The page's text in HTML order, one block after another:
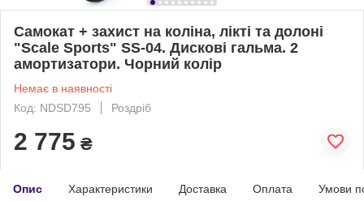
Самокат + захист на коліна, лікті та долоні
"Scale Sports" SS-04. Дискові гальма. 2
амортизатори. Чорний колір
Немає в наявності
Код: NDSD795
Роздріб
2 775 ₴
Опис Характеристики Доставка Оплата Умови